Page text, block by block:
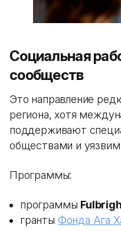
Социальная
сообществ
Это направление
региона, хотя
поддерживают
обществами и
Программы:
программы
гранты Фонда Ага